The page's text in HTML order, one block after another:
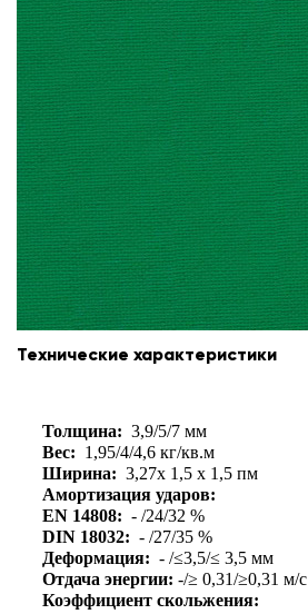
Технические характеристики
Толщина: 3,9/5/7 мм
Вес: 1,95/4/4,6 кг/кв.м
Ширина: 3,27х 1,5 х 1,5 пм
Амортизация ударов:
EN 14808: - /24/32 %
DIN 18032: - /27/35 %
Деформация: - /≤3,5/≤ 3,5 мм
Отдача энергии: -/≥ 0,31/≥0,31 м/с
Коэффициент скольжения: